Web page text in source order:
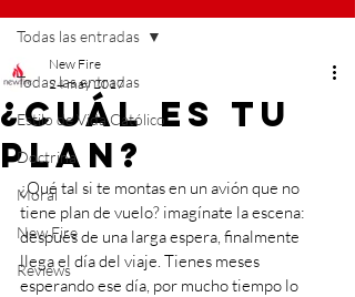
Todas las entradas
Estilo de Vida Católico
Doctrina
Moral
New Fire
Reviews
Todas las entradas
¿Cuál es tu
plan?
New Fire
24 may 2017
¿Qué tal si te montas en un avión que no
tiene plan de vuelo? imagínate la escena:
después de una larga espera, finalmente
llega el día del viaje. Tienes meses
esperando ese día, por mucho tiempo lo